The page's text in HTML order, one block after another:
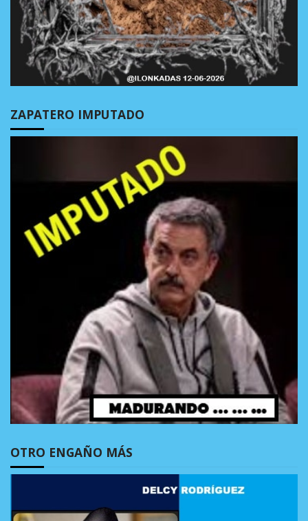
ZAPATERO IMPUTADO
OTRO ENGAÑO MÁS